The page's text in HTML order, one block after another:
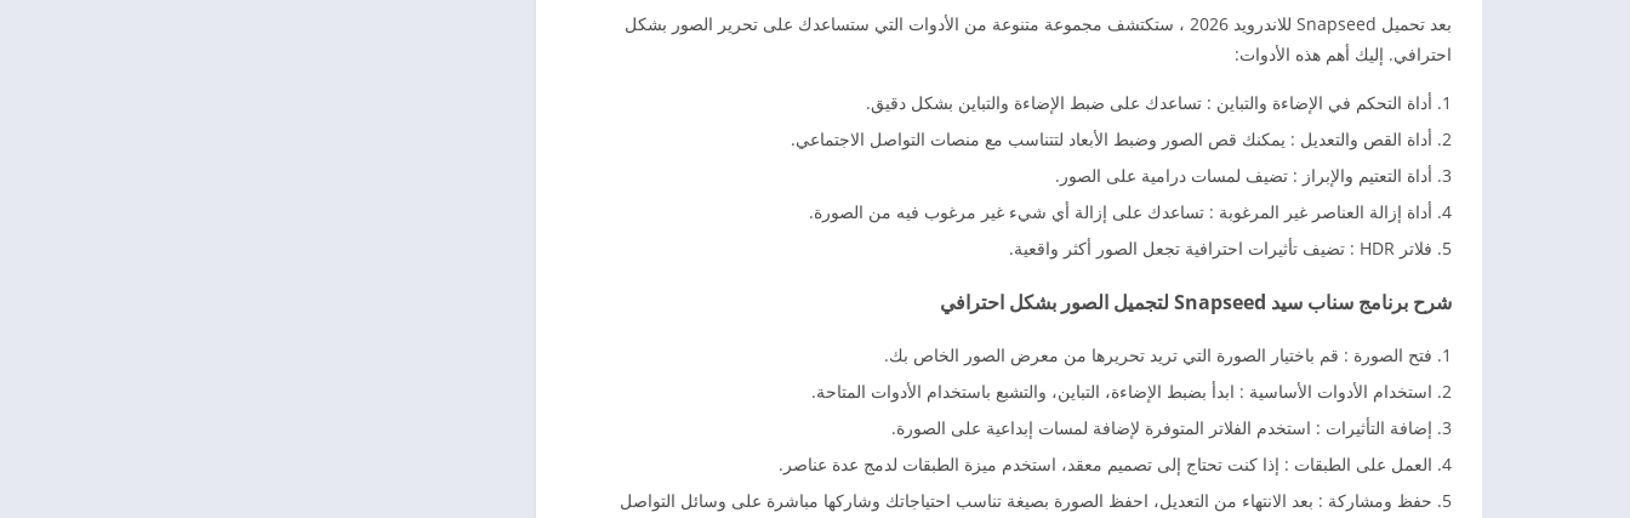
بعد تحميل Snapseed للاندرويد 2026 ، ستكتشف مجموعة متنوعة من الأدوات التي ستساعدك على تحرير الصور بشكل
احترافي. إليك أهم هذه الأدوات:
أداة التحكم في الإضاءة والتباين : تساعدك على ضبط الإضاءة والتباين بشكل دقيق.
أداة القص والتعديل : يمكنك قص الصور وضبط الأبعاد لتتناسب مع منصات التواصل الاجتماعي.
أداة التعتيم والإبراز : تضيف لمسات درامية على الصور.
أداة إزالة العناصر غير المرغوبة : تساعدك على إزالة أي شيء غير مرغوب فيه من الصورة.
فلاتر HDR : تضيف تأثيرات احترافية تجعل الصور أكثر واقعية.
شرح برنامج سناب سيد Snapseed لتجميل الصور بشكل احترافي
فتح الصورة : قم باختيار الصورة التي تريد تحريرها من معرض الصور الخاص بك.
استخدام الأدوات الأساسية : ابدأ بضبط الإضاءة، التباين، والتشبع باستخدام الأدوات المتاحة.
إضافة التأثيرات : استخدم الفلاتر المتوفرة لإضافة لمسات إبداعية على الصورة.
العمل على الطبقات : إذا كنت تحتاج إلى تصميم معقد، استخدم ميزة الطبقات لدمج عدة عناصر.
حفظ ومشاركة : بعد الانتهاء من التعديل، احفظ الصورة بصيغة تناسب احتياجاتك وشاركها مباشرة على وسائل التواصل